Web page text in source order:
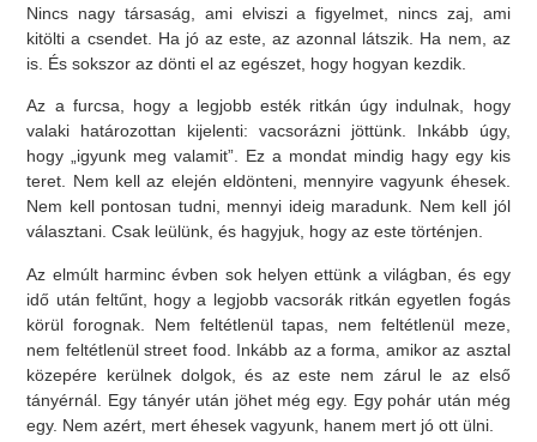
Nincs nagy társaság, ami elviszi a figyelmet, nincs zaj, ami
kitölti a csendet. Ha jó az este, az azonnal látszik. Ha nem, az
is. És sokszor az dönti el az egészet, hogy hogyan kezdik.
Az a furcsa, hogy a legjobb esték ritkán úgy indulnak, hogy
valaki határozottan kijelenti: vacsorázni jöttünk. Inkább úgy,
hogy „igyunk meg valamit”. Ez a mondat mindig hagy egy kis
teret. Nem kell az elején eldönteni, mennyire vagyunk éhesek.
Nem kell pontosan tudni, mennyi ideig maradunk. Nem kell jól
választani. Csak leülünk, és hagyjuk, hogy az este történjen.
Az elmúlt harminc évben sok helyen ettünk a világban, és egy
idő után feltűnt, hogy a legjobb vacsorák ritkán egyetlen fogás
körül forognak. Nem feltétlenül tapas, nem feltétlenül meze,
nem feltétlenül street food. Inkább az a forma, amikor az asztal
közepére kerülnek dolgok, és az este nem zárul le az első
tányérnál. Egy tányér után jöhet még egy. Egy pohár után még
egy. Nem azért, mert éhesek vagyunk, hanem mert jó ott ülni.